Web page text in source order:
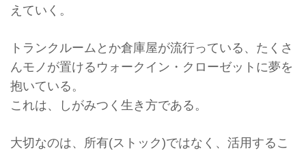
えていく。
トランクルームとか倉庫屋が流行っている、 たくさ
んモノが置けるウォークイン・ クローゼットに夢を
抱いている。
これは、しがみつく生き方である。
大切なのは、所有(ストック)ではなく、活用するこ